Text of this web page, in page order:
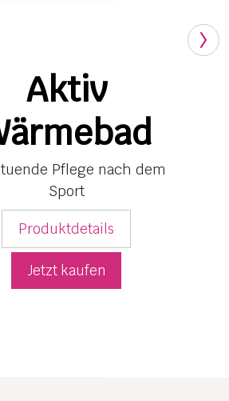
Aktiv
Pflege nach dem
Sport
Produktdetails
Jetzt kaufen